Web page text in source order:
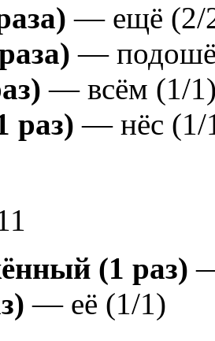
— ещё (2/
—
— всём (1/
раз) — нёс (1/
(1 раз)
— её (1/1)